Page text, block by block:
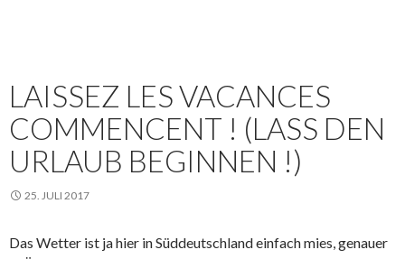
LAISSEZ LES VACANCES
COMMENCENT ! (LASS DEN
URLAUB BEGINNEN !)
25. JULI 2017
Das Wetter ist ja hier in Süddeutschland einfach mies, genauer